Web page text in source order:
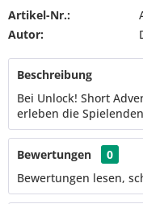
Artikel-Nr.:
Autor:
Beschreibung
Bei Unlock! Short
erleben die
Bewertungen
0
Bewertungen lesen,